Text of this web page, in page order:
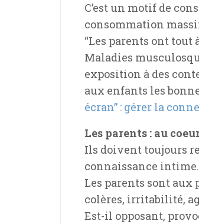
C’est un motif de
consommation
“Les parents ont tout
Maladies
exposition à des
aux enfants les
écran” : gérer la
Les parents : au
Ils doivent toujours
connaissance intime.
Les parents sont aux
colères, irritabilité,
Est-il opposant,